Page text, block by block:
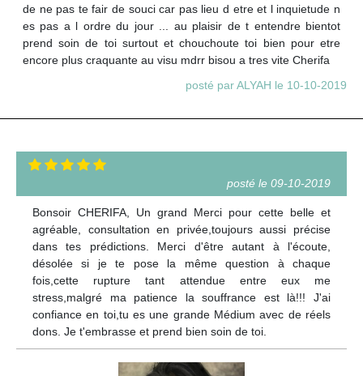
de ne pas te fair de souci car pas lieu d etre et l inquietude n
es pas a l ordre du jour ... au plaisir de t entendre bientot
prend soin de toi surtout et chouchoute toi bien pour etre
encore plus craquante au visu mdrr bisou a tres vite Cherifa
posté par ALYAH le 10-10-2019
posté le 09-10-2019
Bonsoir CHERIFA, Un grand Merci pour cette belle et
agréable, consultation en privée,toujours aussi précise
dans tes prédictions. Merci d'être autant à l'écoute,
désolée si je te pose la même question à chaque
fois,cette rupture tant attendue entre eux me
stress,malgré ma patience la souffrance est là!!! J'ai
confiance en toi,tu es une grande Médium avec de réels
dons. Je t'embrasse et prend bien soin de toi.